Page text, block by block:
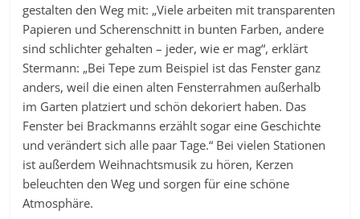
gestalten den Weg mit: „Viele arbeiten mit transparenten
Papieren und Scherenschnitt in bunten Farben, andere
sind schlichter gehalten – jeder, wie er mag“, erklärt
Stermann: „Bei Tepe zum Beispiel ist das Fenster ganz
anders, weil die einen alten Fensterrahmen außerhalb
im Garten platziert und schön dekoriert haben. Das
Fenster bei Brackmanns erzählt sogar eine Geschichte
und verändert sich alle paar Tage.“ Bei vielen Stationen
ist außerdem Weihnachtsmusik zu hören, Kerzen
beleuchten den Weg und sorgen für eine schöne
Atmosphäre.